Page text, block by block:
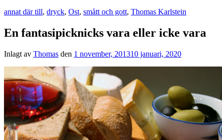
annat där till, dryck, Ost, smått och gott, Thomas Karlstein
En fantasipicknicks vara eller icke vara
Inlagt av Thomas den 1 november, 201310 januari, 2020